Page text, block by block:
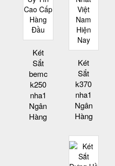
Két
Sắt
bemc
k250
nha1
Ngân
Hàng
Két
Sắt
k370
nha1
Ngân
Hàng